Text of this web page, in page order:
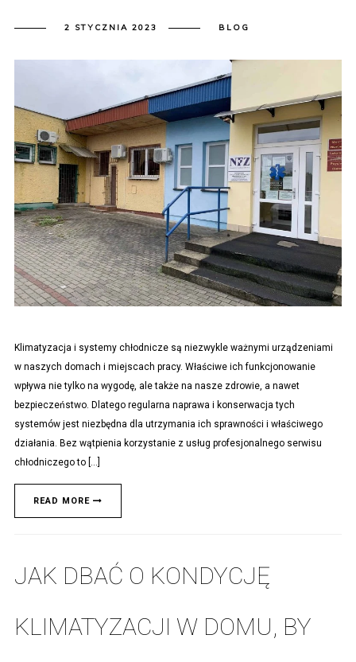
2 STYCZNIA 2023 BLOG
Klimatyzacja i systemy chłodnicze są niezwykle ważnymi urządzeniami
w naszych domach i miejscach pracy. Właściwe ich funkcjonowanie
wpływa nie tylko na wygodę, ale także na nasze zdrowie, a nawet
bezpieczeństwo. Dlatego regularna naprawa i konserwacja tych
systemów jest niezbędna dla utrzymania ich sprawności i właściwego
działania. Bez wątpienia korzystanie z usług profesjonalnego serwisu
chłodniczego to […]
READ MORE
JAK DBAĆ O KONDYCJĘ
KLIMATYZACJI W DOMU, BY